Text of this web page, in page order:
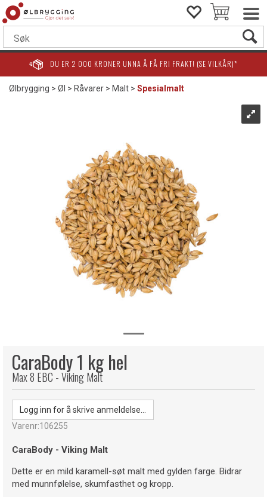
DU ER 2 000 KRONER UNNA Å FÅ FRI FRAKT! (SE VILKÅR)*
Ølbrygging>Øl >Råvarer>Malt>Spesialmalt
CaraBody 1 kg hel
Max 8 EBC - Viking Malt
Logg inn for å skrive anmeldelse...
Varenr:106255
CaraBody - Viking Malt
Dette er en mild karamell-søt malt med gylden farge. Bidrar
med munnfølelse, skumfasthet og kropp.